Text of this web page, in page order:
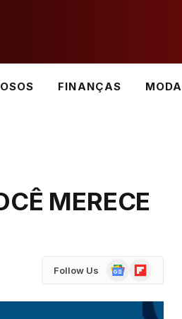
FINANÇAS MODA
MERECE
Follow Us
GoogleFlipboard